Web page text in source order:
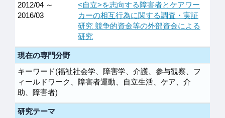
2012/04 ～
2016/03
<自立>を志向する障害者とケアワー
カーの相互行為に関する調査・実証
研究 競争的資金等の外部資金による
研究
現在の専門分野
キーワード(福祉社会学、障害学、介護、参与観察、フ
ィールドワーク、障害者運動、自立生活、ケア、介
助、障害者)
研究テーマ